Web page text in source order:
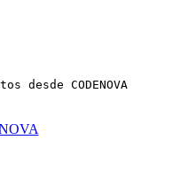
desde CODENOVA